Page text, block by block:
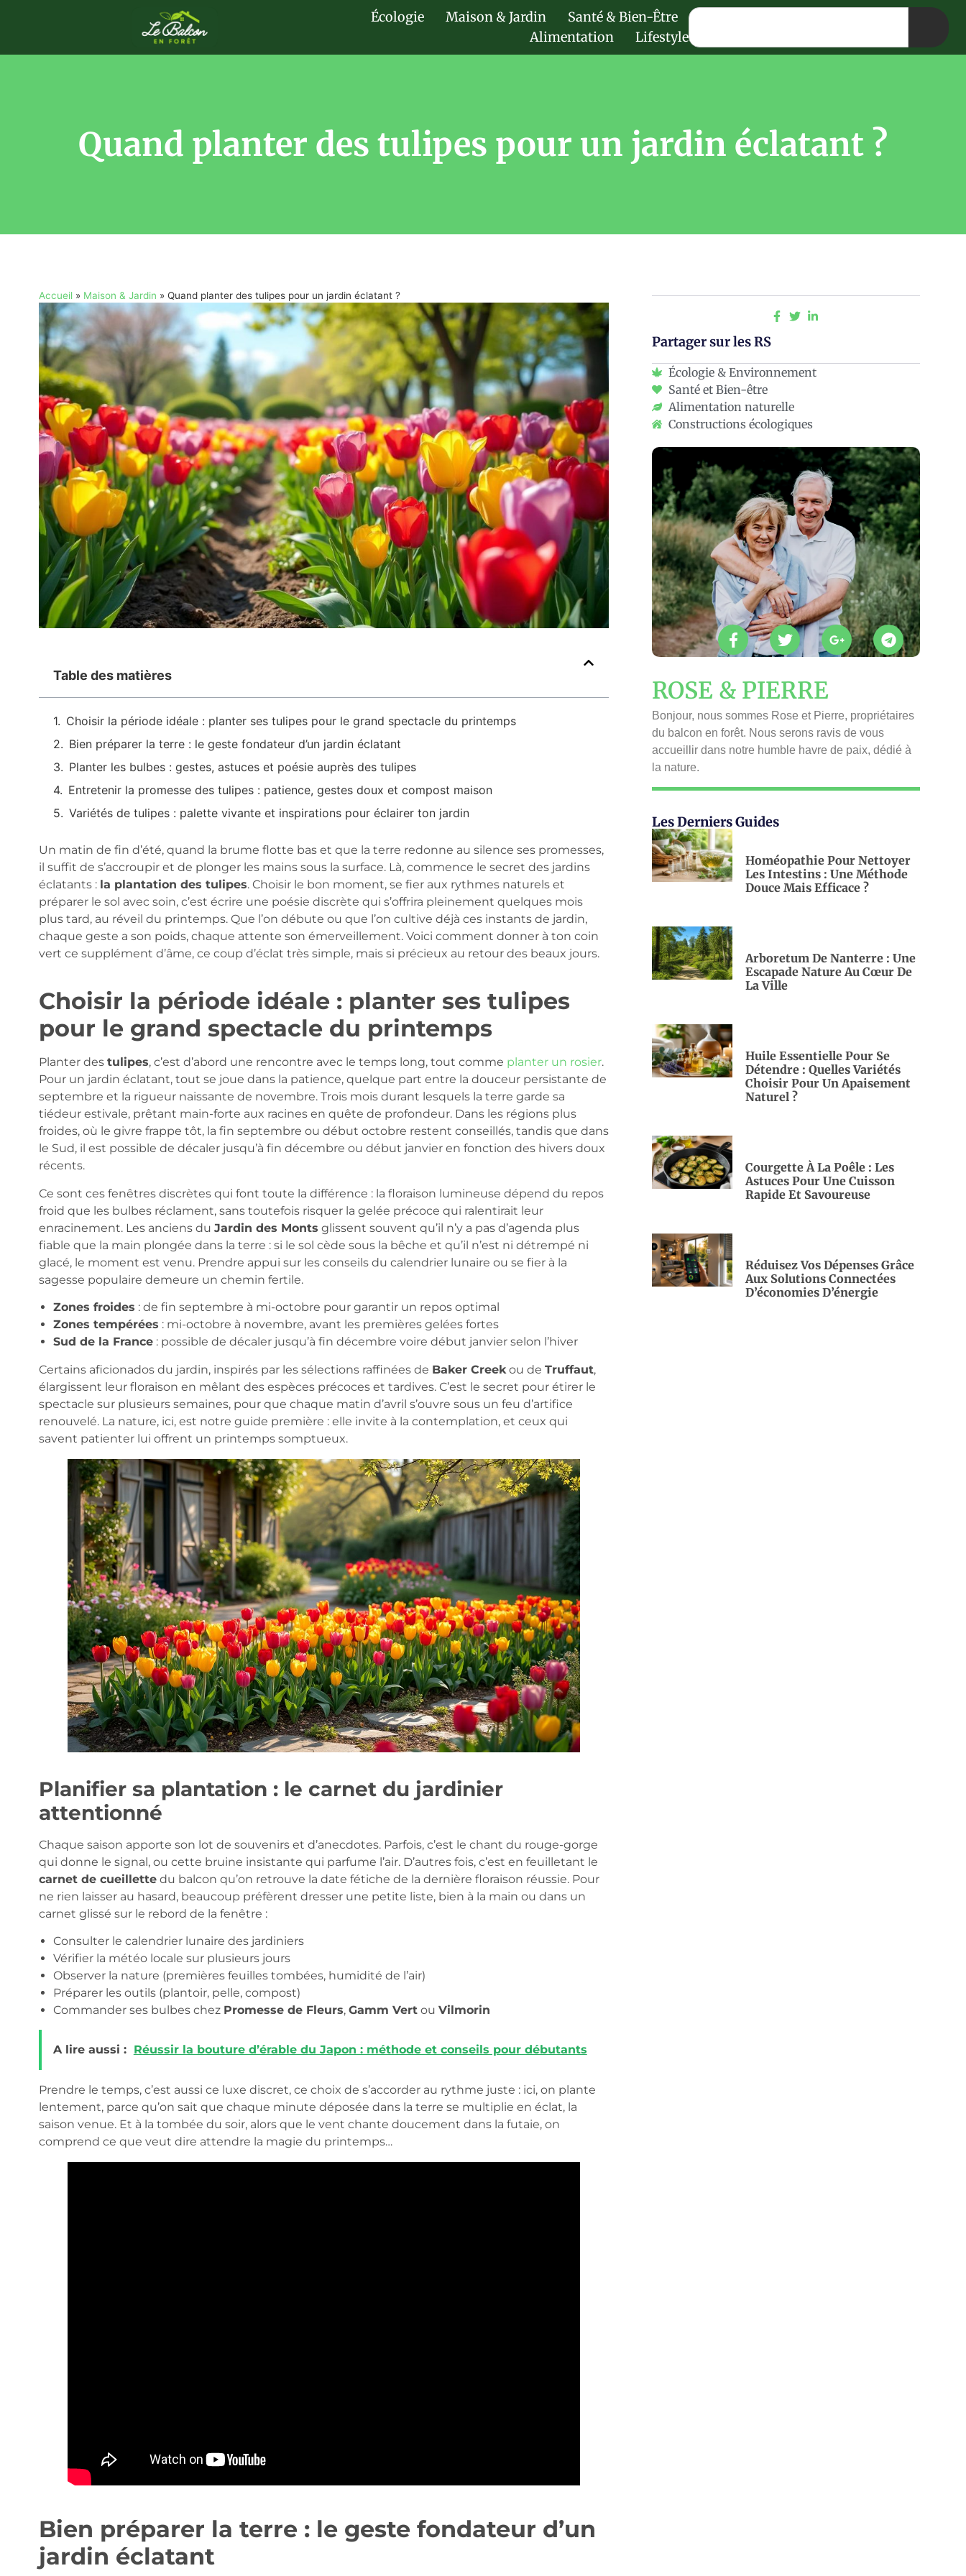
Écologie Maison & Jardin
Santé & Bien-Être
Alimentation
Lifestyle
Quand planter des tulipes pour un jardin éclatant ?
Accueil» Maison & Jardin » Quand planter des tulipes pour un jardin éclatant ?
Table des matières
Choisir la période idéale : planter ses tulipes pour le grand spectacle du printemps
Bien préparer la terre : le geste fondateur d’un jardin éclatant
Planter les bulbes : gestes, astuces et poésie auprès des tulipes
Entretenir la promesse des tulipes : patience, gestes doux et compost maison
Variétés de tulipes : palette vivante et inspirations pour éclairer ton jardin
Un matin de fin d’été, quand la brume flotte bas et que la terre redonne au silence ses promesses,
il suffit de s’accroupir et de plonger les mains sous la surface. Là, commence le secret des jardins
éclatants : la plantation des tulipes. Choisir le bon moment, se fier aux rythmes naturels et
préparer le sol avec soin, c’est écrire une poésie discrète qui s’offrira pleinement quelques mois
plus tard, au réveil du printemps. Que l’on débute ou que l’on cultive déjà ces instants de jardin,
chaque geste a son poids, chaque attente son émerveillement. Voici comment donner à ton coin
vert ce supplément d’âme, ce coup d’éclat très simple, mais si précieux au retour des beaux jours.
Choisir la période idéale : planter ses tulipes
pour le grand spectacle du printemps
Planter des tulipes, c’est d’abord une rencontre avec le temps long, tout comme planter un rosier.
Pour un jardin éclatant, tout se joue dans la patience, quelque part entre la douceur persistante de
septembre et la rigueur naissante de novembre. Trois mois durant lesquels la terre garde sa
tiédeur estivale, prêtant main-forte aux racines en quête de profondeur. Dans les régions plus
froides, où le givre frappe tôt, la fin septembre ou début octobre restent conseillés, tandis que dans
le Sud, il est possible de décaler jusqu’à fin décembre ou début janvier en fonction des hivers doux
récents.
Ce sont ces fenêtres discrètes qui font toute la différence : la floraison lumineuse dépend du repos
froid que les bulbes réclament, sans toutefois risquer la gelée précoce qui ralentirait leur
enracinement. Les anciens du Jardin des Monts glissent souvent qu’il n’y a pas d’agenda plus
fiable que la main plongée dans la terre : si le sol cède sous la bêche et qu’il n’est ni détrempé ni
glacé, le moment est venu. Prendre appui sur les conseils du calendrier lunaire ou se fier à la
sagesse populaire demeure un chemin fertile.
Zones froides : de fin septembre à mi-octobre pour garantir un repos optimal
Zones tempérées : mi-octobre à novembre, avant les premières gelées fortes
Sud de la France: possible de décaler jusqu’à fin décembre voire début janvier selon l’hiver
Certains aficionados du jardin, inspirés par les sélections raffinées de Baker Creekou de Truffaut,
élargissent leur floraison en mêlant des espèces précoces et tardives. C’est le secret pour étirer le
spectacle sur plusieurs semaines, pour que chaque matin d’avril s’ouvre sous un feu d’artifice
renouvelé. La nature, ici, est notre guide première : elle invite à la contemplation, et ceux qui
savent patienter lui offrent un printemps somptueux.
Planifier sa plantation : le carnet du jardinier
attentionné
Chaque saison apporte son lot de souvenirs et d’anecdotes. Parfois, c’est le chant du rouge-gorge
qui donne le signal, ou cette bruine insistante qui parfume l’air. D’autres fois, c’est en feuilletant le
carnet de cueillettedu balcon qu’on retrouve la date fétiche de la dernière floraison réussie. Pour
ne rien laisser au hasard, beaucoup préfèrent dresser une petite liste, bien à la main ou dans un
carnet glissé sur le rebord de la fenêtre :
Consulter le calendrier lunaire des jardiniers
Vérifier la météo locale sur plusieurs jours
Observer la nature (premières feuilles tombées, humidité de l’air)
Préparer les outils (plantoir, pelle, compost)
Commander ses bulbes chez Promesse de Fleurs, Gamm Vertou Vilmorin
A lire aussi : Réussir la bouture d’érable du Japon : méthode et conseils pour débutants
Prendre le temps, c’est aussi ce luxe discret, ce choix de s’accorder au rythme juste : ici, on plante
lentement, parce qu’on sait que chaque minute déposée dans la terre se multiplie en éclat, la
saison venue. Et à la tombée du soir, alors que le vent chante doucement dans la futaie, on
comprend ce que veut dire attendre la magie du printemps…
Bien préparer la terre : le geste fondateur d’un
jardin éclatant
Partager sur les RS
Écologie & Environnement
Santé et Bien-être
Alimentation naturelle
Constructions écologiques
ROSE & PIERRE
Bonjour, nous sommes Rose et Pierre, propriétaires
du balcon en forêt. Nous serons ravis de vous
accueillir dans notre humble havre de paix, dédié à
la nature.
Les Derniers Guides
Homéopathie Pour Nettoyer
Les Intestins : Une Méthode
Douce Mais Efficace ?
Arboretum De Nanterre : Une
Escapade Nature Au Cœur De
La Ville
Huile Essentielle Pour Se
Détendre : Quelles Variétés
Choisir Pour Un Apaisement
Naturel ?
Courgette À La Poêle : Les
Astuces Pour Une Cuisson
Rapide Et Savoureuse
Réduisez Vos Dépenses Grâce
Aux Solutions Connectées
D’économies D’énergie